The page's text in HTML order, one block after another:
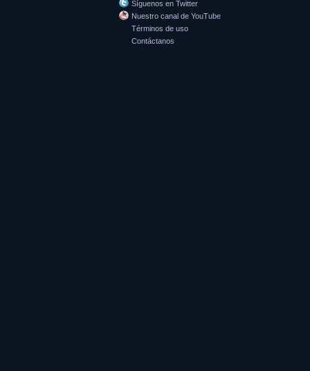
Síguenos en Twitter
Nuestro canal de YouTube
Términos de uso
Contáctanos